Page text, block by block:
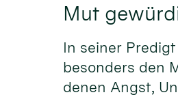
Mut
In seiner
besonders den
denen Angst,